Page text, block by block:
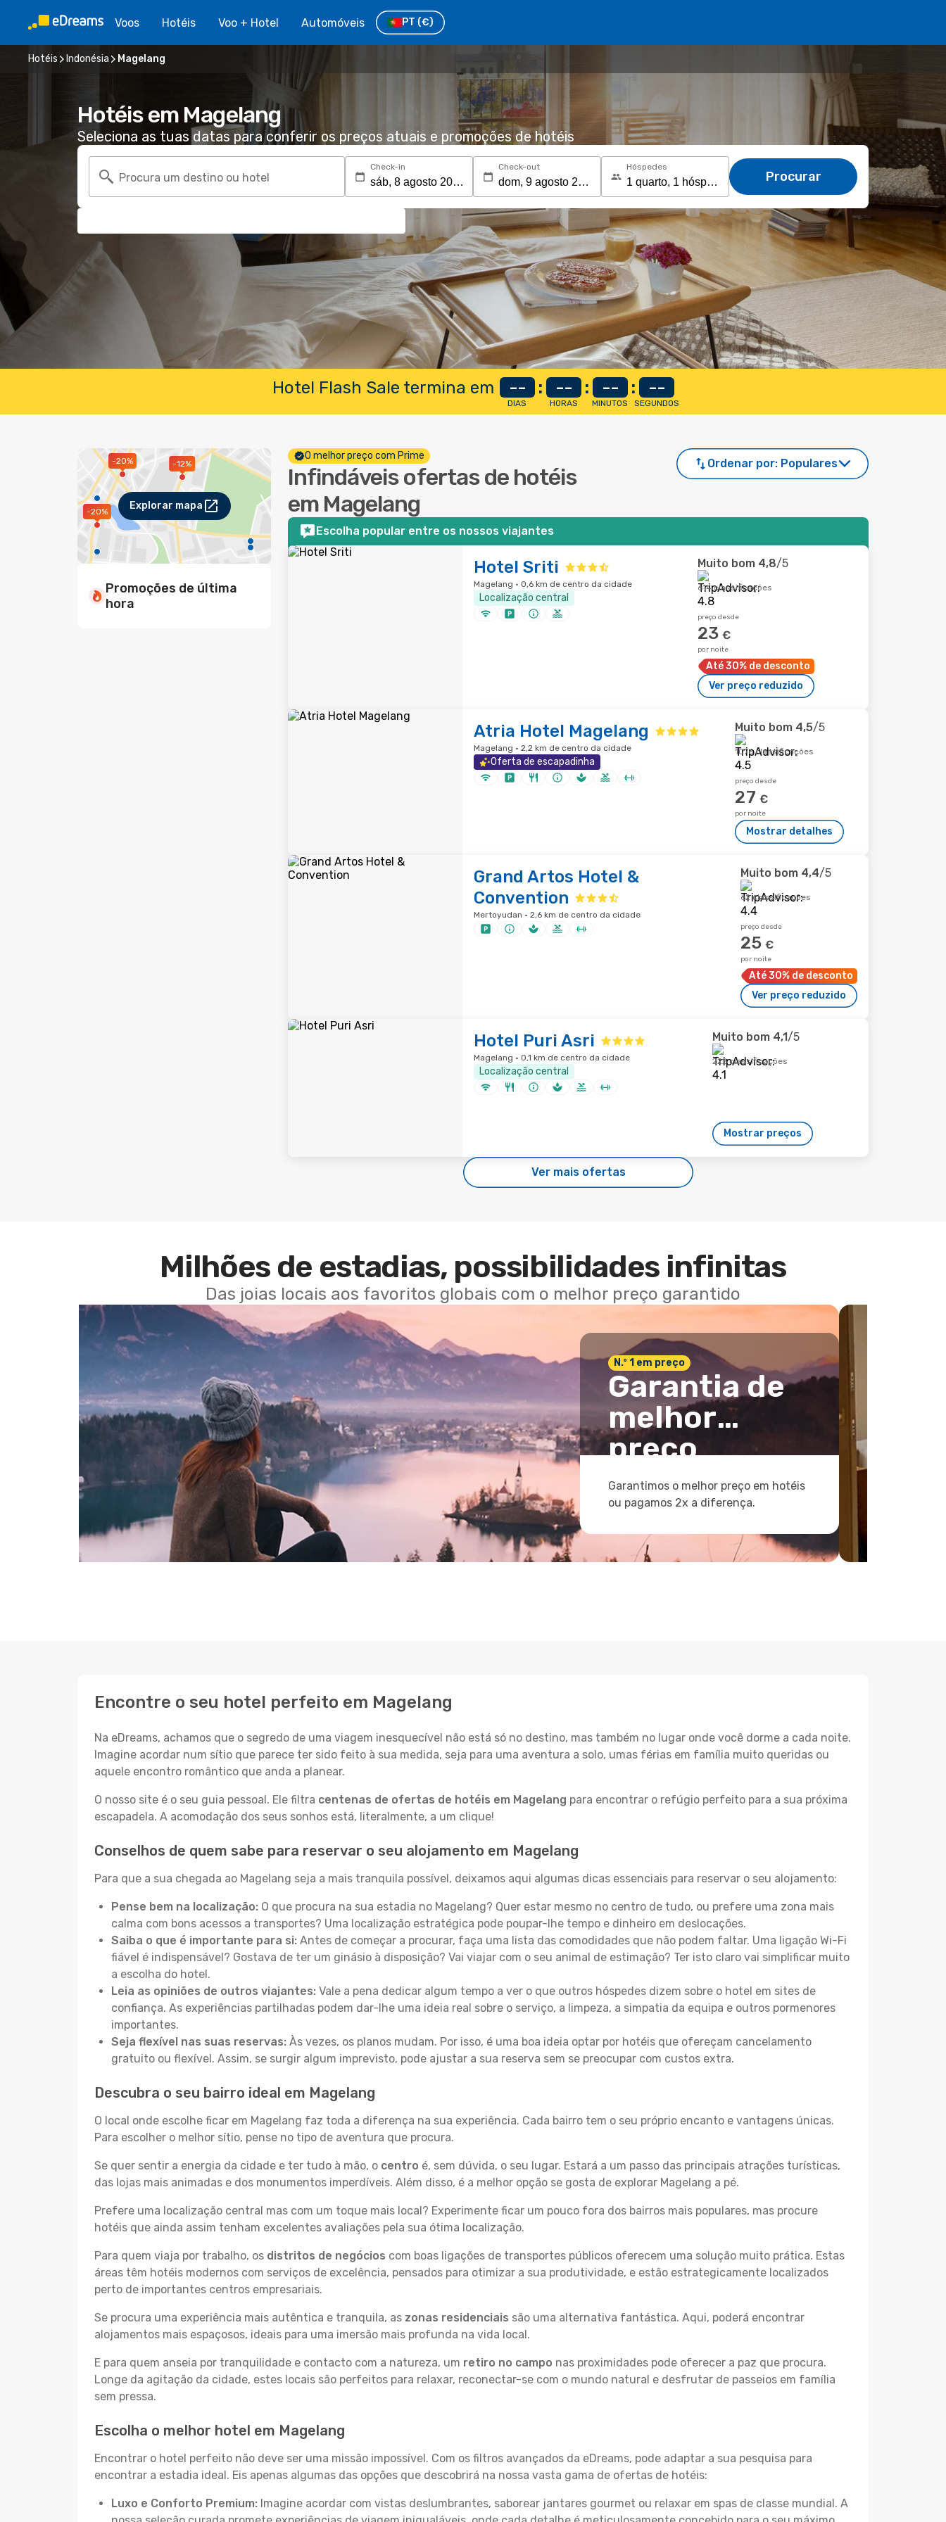
Voos Hotéis Voo + Hotel Automóveis PT (€)
Hotéis Indonésia Magelang
Hotéis em Magelang
Seleciona as tuas datas para conferir os preços atuais e promoções de hotéis
Procura um destino ou hotel
Check-in Check-out Hóspedes
Procurar
Hotel Flash Sale termina em --
DIAS
: --
HORAS
: --
MINUTOS
: --
SEGUNDOS
-20%
-20%
-12%
Explorar mapa
Promoções de última
hora
O melhor preço com Prime
Infindáveis ofertas de hotéis
em Magelang
Ordenar por: Populares
Escolha popular entre os nossos viajantes
Hotel Sriti
Magelang · 0,6 km de centro da cidade
Localização central
Muito bom 4,8/5
614 classificações
preço desde
23 €
por noite
Até 30% de desconto
Ver preço reduzido
Atria Hotel Magelang
Magelang · 2,2 km de centro da cidade
Oferta de escapadinha
Muito bom 4,5/5
1076 classificações
preço desde
27 €
por noite
Mostrar detalhes
Grand Artos Hotel &
Convention
Mertoyudan · 2,6 km de centro da cidade
Muito bom 4,4/5
62 classificações
preço desde
25 €
por noite
Até 30% de desconto
Ver preço reduzido
Hotel Puri Asri
Magelang · 0,1 km de centro da cidade
Localização central
Muito bom 4,1/5
222 classificações
Mostrar preços
Ver mais ofertas
Milhões de estadias, possibilidades infinitas
Das joias locais aos favoritos globais com o melhor preço garantido
N.º 1 em preço
Garantia de
melhor
preço
Garantimos o melhor preço em hotéis
ou pagamos 2x a diferença.
Encontre o seu hotel perfeito em Magelang
Na eDreams, achamos que o segredo de uma viagem inesquecível não está só no destino, mas também no lugar onde você dorme a cada noite.
Imagine acordar num sítio que parece ter sido feito à sua medida, seja para uma aventura a solo, umas férias em família muito queridas ou
aquele encontro romântico que anda a planear.
O nosso site é o seu guia pessoal. Ele filtra centenas de ofertas de hotéis em Magelang para encontrar o refúgio perfeito para a sua próxima
escapadela. A acomodação dos seus sonhos está, literalmente, a um clique!
Conselhos de quem sabe para reservar o seu alojamento em Magelang
Para que a sua chegada ao Magelang seja a mais tranquila possível, deixamos aqui algumas dicas essenciais para reservar o seu alojamento:
Pense bem na localização: O que procura na sua estadia no Magelang? Quer estar mesmo no centro de tudo, ou prefere uma zona mais
calma com bons acessos a transportes? Uma localização estratégica pode poupar-lhe tempo e dinheiro em deslocações.
Saiba o que é importante para si: Antes de começar a procurar, faça uma lista das comodidades que não podem faltar. Uma ligação Wi-Fi
fiável é indispensável? Gostava de ter um ginásio à disposição? Vai viajar com o seu animal de estimação? Ter isto claro vai simplificar muito
a escolha do hotel.
Leia as opiniões de outros viajantes: Vale a pena dedicar algum tempo a ver o que outros hóspedes dizem sobre o hotel em sites de
confiança. As experiências partilhadas podem dar-lhe uma ideia real sobre o serviço, a limpeza, a simpatia da equipa e outros pormenores
importantes.
Seja flexível nas suas reservas: Às vezes, os planos mudam. Por isso, é uma boa ideia optar por hotéis que ofereçam cancelamento
gratuito ou flexível. Assim, se surgir algum imprevisto, pode ajustar a sua reserva sem se preocupar com custos extra.
Descubra o seu bairro ideal em Magelang
O local onde escolhe ficar em Magelang faz toda a diferença na sua experiência. Cada bairro tem o seu próprio encanto e vantagens únicas.
Para escolher o melhor sítio, pense no tipo de aventura que procura.
Se quer sentir a energia da cidade e ter tudo à mão, o centro é, sem dúvida, o seu lugar. Estará a um passo das principais atrações turísticas,
das lojas mais animadas e dos monumentos imperdíveis. Além disso, é a melhor opção se gosta de explorar Magelang a pé.
Prefere uma localização central mas com um toque mais local? Experimente ficar um pouco fora dos bairros mais populares, mas procure
hotéis que ainda assim tenham excelentes avaliações pela sua ótima localização.
Para quem viaja por trabalho, os distritos de negócios com boas ligações de transportes públicos oferecem uma solução muito prática. Estas
áreas têm hotéis modernos com serviços de excelência, pensados para otimizar a sua produtividade, e estão estrategicamente localizados
perto de importantes centros empresariais.
Se procura uma experiência mais autêntica e tranquila, as zonas residenciais são uma alternativa fantástica. Aqui, poderá encontrar
alojamentos mais espaçosos, ideais para uma imersão mais profunda na vida local.
E para quem anseia por tranquilidade e contacto com a natureza, um retiro no campo nas proximidades pode oferecer a paz que procura.
Longe da agitação da cidade, estes locais são perfeitos para relaxar, reconectar-se com o mundo natural e desfrutar de passeios em família
sem pressa.
Escolha o melhor hotel em Magelang
Encontrar o hotel perfeito não deve ser uma missão impossível. Com os filtros avançados da eDreams, pode adaptar a sua pesquisa para
encontrar a estadia ideal. Eis apenas algumas das opções que descobrirá na nossa vasta gama de ofertas de hotéis:
Luxo e Conforto Premium: Imagine acordar com vistas deslumbrantes, saborear jantares gourmet ou relaxar em spas de classe mundial. A